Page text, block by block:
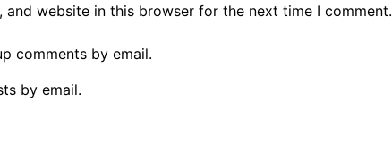
and website in this browser for the next time I comment.
comments by email.
by email.